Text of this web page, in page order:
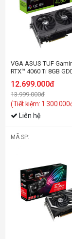
VGA ASUS TUF
RTX™ 4060 Ti 8GB
12.699.000đ
13.999.000đ
(Tiết kiệm:
Liên hệ
MÃ SP: